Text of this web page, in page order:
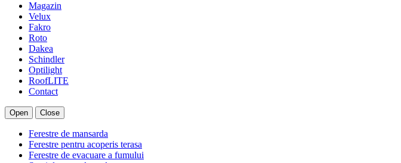
Magazin
Velux
Fakro
Roto
Dakea
Schindler
Optilight
RoofLITE
Contact
Open Close
Ferestre de mansarda
Ferestre pentru acoperis terasa
Ferestre de evacuare a fumului